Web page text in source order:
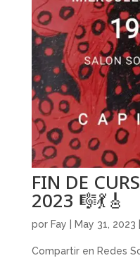
FIN DE
2023 🎼💃🎸
por Fay May 31, 2023
Compartir en Redes